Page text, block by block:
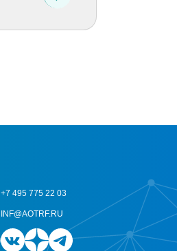
+7 495 775 22 03
INF@AOTRF.RU